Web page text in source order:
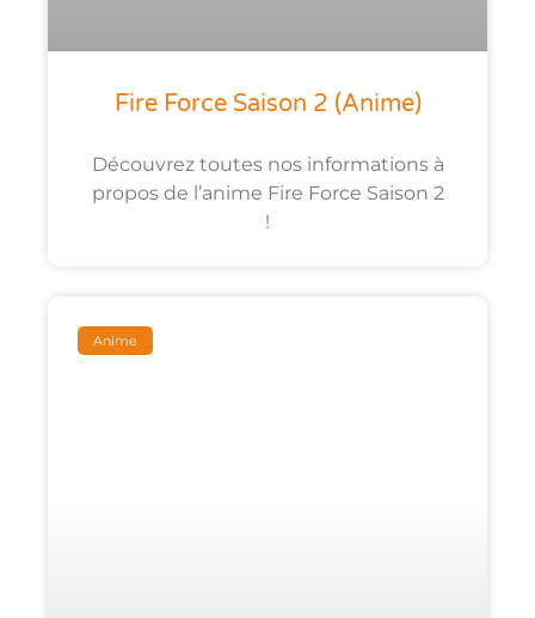
Fire Force Saison 2 (anime)
Découvrez toutes nos informations à
propos de l’anime Fire Force Saison 2
!
Anime